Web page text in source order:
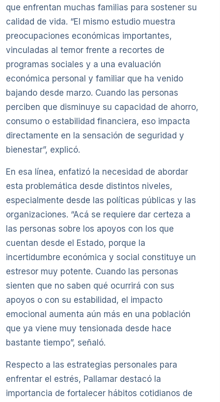
que enfrentan muchas familias para sostener su
calidad de vida. “El mismo estudio muestra
preocupaciones económicas importantes,
vinculadas al temor frente a recortes de
programas sociales y a una evaluación
económica personal y familiar que ha venido
bajando desde marzo. Cuando las personas
perciben que disminuye su capacidad de ahorro,
consumo o estabilidad financiera, eso impacta
directamente en la sensación de seguridad y
bienestar”, explicó.
En esa línea, enfatizó la necesidad de abordar
esta problemática desde distintos niveles,
especialmente desde las políticas públicas y las
organizaciones. “Acá se requiere dar certeza a
las personas sobre los apoyos con los que
cuentan desde el Estado, porque la
incertidumbre económica y social constituye un
estresor muy potente. Cuando las personas
sienten que no saben qué ocurrirá con sus
apoyos o con su estabilidad, el impacto
emocional aumenta aún más en una población
que ya viene muy tensionada desde hace
bastante tiempo”, señaló.
Respecto a las estrategias personales para
enfrentar el estrés, Pallamar destacó la
importancia de fortalecer hábitos cotidianos de